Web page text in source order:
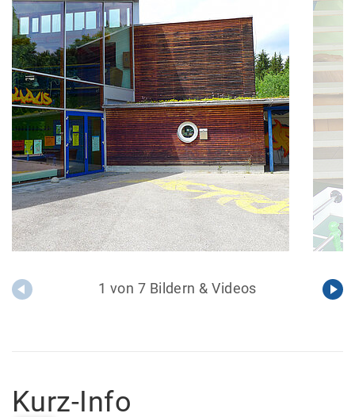
1 von 7 Bildern & Videos
Kurz-Info